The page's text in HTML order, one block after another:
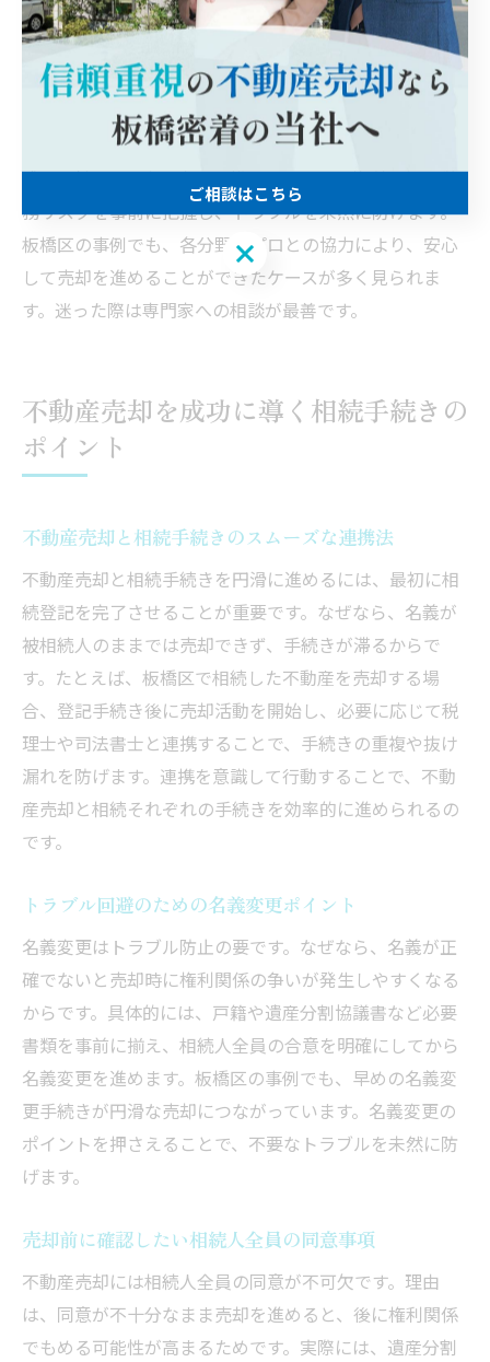
談しながら最適な活用方法を選定しましょう。
専門家の意見を活かした売却判断のポイント
不動産売却や相続には専門性が求められるため、税理士
や弁護士、不動産業者の意見を積極的に活用することが
成功の鍵です。専門家と連携することで、権利関係や税
務リスクを事前に把握し、トラブルを未然に防げます。
板橋区の事例でも、各分野のプロとの協力により、安心
して売却を進めることができたケースが多く見られま
す。迷った際は専門家への相談が最善です。
不動産売却を成功に導く相続手続きの
ポイント
不動産売却と相続手続きのスムーズな連携法
不動産売却と相続手続きを円滑に進めるには、最初に相
続登記を完了させることが重要です。なぜなら、名義が
被相続人のままでは売却できず、手続きが滞るからで
す。たとえば、板橋区で相続した不動産を売却する場
合、登記手続き後に売却活動を開始し、必要に応じて税
理士や司法書士と連携することで、手続きの重複や抜け
漏れを防げます。連携を意識して行動することで、不動
産売却と相続それぞれの手続きを効率的に進められるの
です。
トラブル回避のための名義変更ポイント
名義変更はトラブル防止の要です。なぜなら、名義が正
確でないと売却時に権利関係の争いが発生しやすくなる
からです。具体的には、戸籍や遺産分割協議書など必要
書類を事前に揃え、相続人全員の合意を明確にしてから
名義変更を進めます。板橋区の事例でも、早めの名義変
更手続きが円滑な売却につながっています。名義変更の
ポイントを押さえることで、不要なトラブルを未然に防
げます。
売却前に確認したい相続人全員の同意事項
不動産売却には相続人全員の同意が不可欠です。理由
は、同意が不十分なまま売却を進めると、後に権利関係
でもめる可能性が高まるためです。実際には、遺産分割
ご相談はこちら
ご相談はこちら